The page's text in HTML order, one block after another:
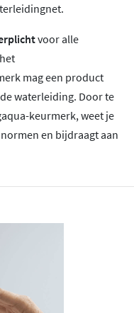
voor alle
mag een product
waterleiding. Door te
keurmerk, weet je
en bijdraagt aan